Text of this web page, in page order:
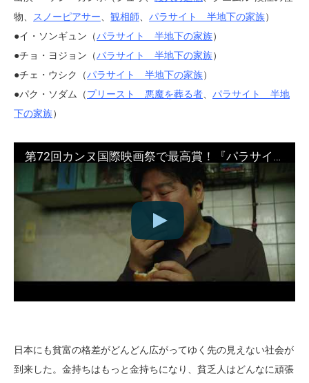
物、 スノーピアサー、 観相師、 パラサイト 半地下の家族）
●イ・ソンギュン（パラサイト 半地下の家族）
●チョ・ヨジョン（パラサイト 半地下の家族）
●チェ・ウシク（パラサイト 半地下の家族）
●パク・ソダム（プリースト 悪魔を葬る者、 パラサイト 半地
下の家族）
第72回カンヌ国際映画祭で最高賞！『パラサイト 半地下の家族』予告編
日本にも貧富の格差がどんどん広がってゆく先の見えない社会が
到来した。金持ちはもっと金持ちになり、貧乏人はどんなに頑張